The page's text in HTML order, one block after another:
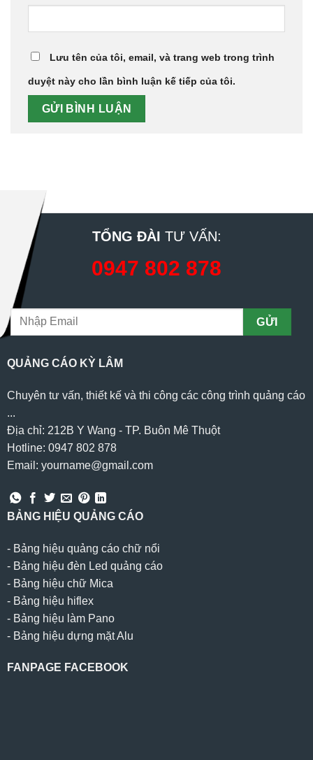
Lưu tên của tôi, email, và trang web trong trình
duyệt này cho lần bình luận kế tiếp của tôi.
TỔNG ĐÀI TƯ VẤN:
0947 802 878
QUẢNG CÁO KỲ LÂM
Chuyên tư vấn, thiết kế và thi công các công trình quảng cáo
...
Địa chỉ: 212B Y Wang - TP. Buôn Mê Thuột
Hotline: 0947 802 878
Email: yourname@gmail.com
BẢNG HIỆU QUẢNG CÁO
- Bảng hiệu quảng cáo chữ nổi
- Bảng hiệu đèn Led quảng cáo
- Bảng hiệu chữ Mica
- Bảng hiệu hiflex
- Bảng hiệu làm Pano
- Bảng hiệu dựng mặt Alu
FANPAGE FACEBOOK